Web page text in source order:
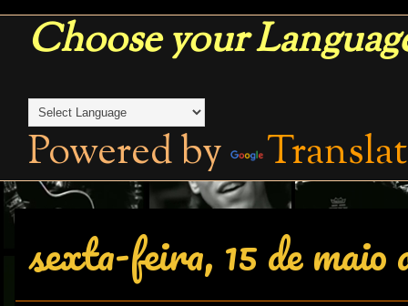
Choose your
Powered by
sexta-feira, 15 de maio